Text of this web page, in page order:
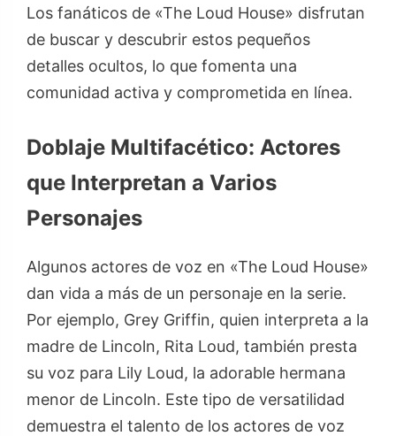
Los fanáticos de «The Loud House» disfrutan
de buscar y descubrir estos pequeños
detalles ocultos, lo que fomenta una
comunidad activa y comprometida en línea.
Doblaje Multifacético: Actores
que Interpretan a Varios
Personajes
Algunos actores de voz en «The Loud House»
dan vida a más de un personaje en la serie.
Por ejemplo, Grey Griffin, quien interpreta a la
madre de Lincoln, Rita Loud, también presta
su voz para Lily Loud, la adorable hermana
menor de Lincoln. Este tipo de versatilidad
demuestra el talento de los actores de voz